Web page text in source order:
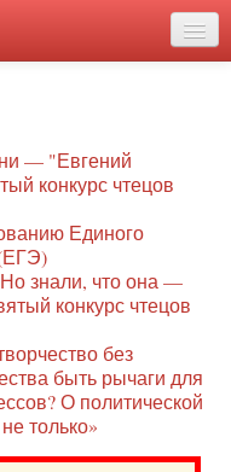
— "Евгений
конкурс чтецов
Единого
знали, что она —
конкурс чтецов
без
быть рычаги для
О политической
только»